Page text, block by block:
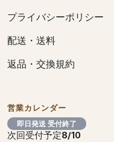
プライバシーポリシー
配送・送料
返品・交換規約
営業カレンダー
即日発送 受付終了
次回受付予定8/10